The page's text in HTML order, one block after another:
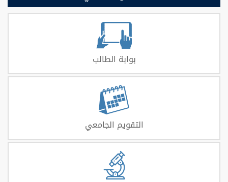
بوابة الطالب
التقويم الجامعي